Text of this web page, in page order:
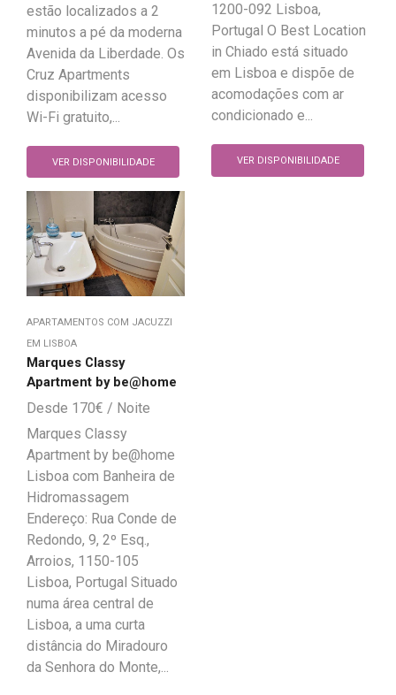
estão localizados a 2
minutos a pé da moderna
Avenida da Liberdade. Os
Cruz Apartments
disponibilizam acesso
Wi-Fi gratuito,...
VER DISPONIBILIDADE
1200-092 Lisboa,
Portugal O Best Location
in Chiado está situado
em Lisboa e dispõe de
acomodações com ar
condicionado e...
VER DISPONIBILIDADE
APARTAMENTOS COM JACUZZI
EM LISBOA
Marques Classy
Apartment by be@home
170€
Marques Classy
Apartment by be@home
Lisboa com Banheira de
Hidromassagem
Endereço: Rua Conde de
Redondo, 9, 2º Esq.,
Arroios, 1150-105
Lisboa, Portugal Situado
numa área central de
Lisboa, a uma curta
distância do Miradouro
da Senhora do Monte,...